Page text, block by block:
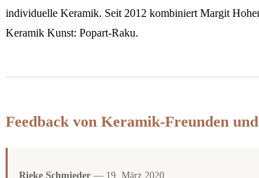
individuelle Keramik. Seit 2012 kombiniert Margit
Keramik Kunst: Popart-Raku.
Feedback von Keramik-Freunden
Rieke Schmieder — 19. März 2020